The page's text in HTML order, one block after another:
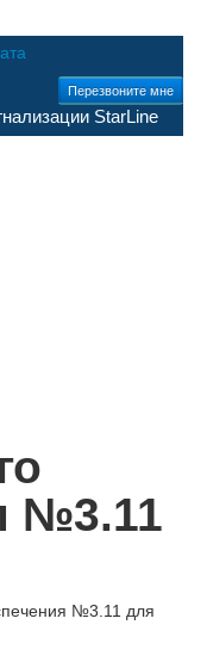
Перезвоните мне
StarLine
№3.11